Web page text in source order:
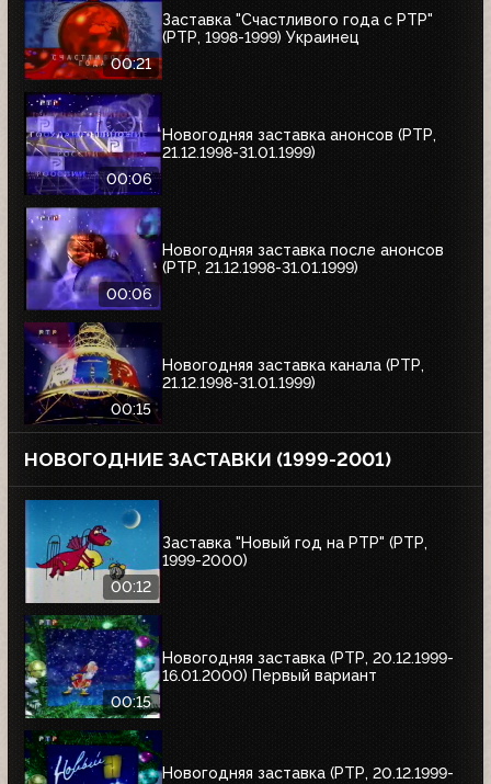
00:21
Заставка "Счастливого года с РТР"
(РТР, 1998-1999) Украинец
00:06
Новогодняя заставка анонсов (РТР,
21.12.1998-31.01.1999)
00:06
Новогодняя заставка после анонсов
(РТР, 21.12.1998-31.01.1999)
00:15
Новогодняя заставка канала (РТР,
21.12.1998-31.01.1999)
НОВОГОДНИЕ ЗАСТАВКИ (1999-2001)
00:12
Заставка "Новый год на РТР" (РТР,
1999-2000)
00:15
Новогодняя заставка (РТР, 20.12.1999-
16.01.2000) Первый вариант
Новогодняя заставка (РТР, 20.12.1999-